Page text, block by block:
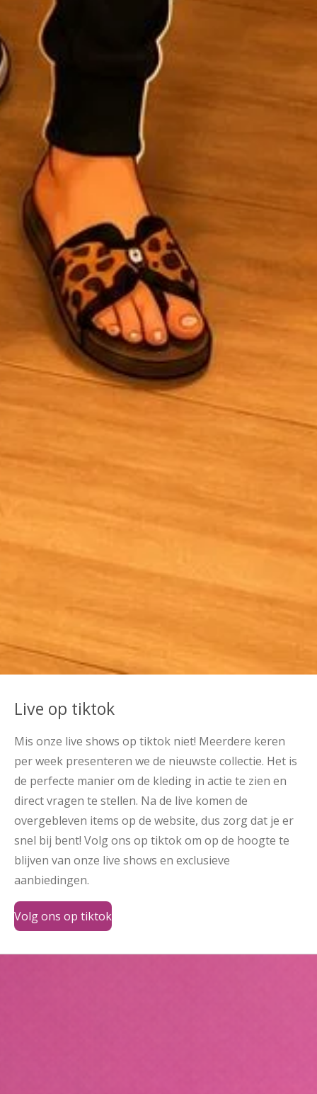
Live op tiktok
Mis onze live shows op tiktok niet! Meerdere keren
per week presenteren we de nieuwste collectie. Het is
de perfecte manier om de kleding in actie te zien en
direct vragen te stellen. Na de live komen de
overgebleven items op de website, dus zorg dat je er
snel bij bent! Volg ons op tiktok om op de hoogte te
blijven van onze live shows en exclusieve
aanbiedingen.
Volg ons op tiktok